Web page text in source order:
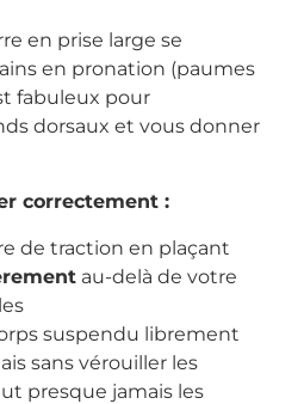
en prise large se
en pronation (paumes
fabuleux pour
dorsaux et vous donner
correctement :
de traction en plaçant
au-delà de votre
suspendu librement
sans vérouiller les
presque jamais les